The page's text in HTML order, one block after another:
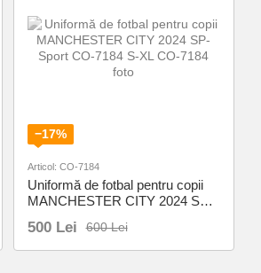
−17%
Articol: CO-7184
Uniformă de fotbal pentru copii
MANCHESTER CITY 2024 SP-
600 Lei
500 Lei